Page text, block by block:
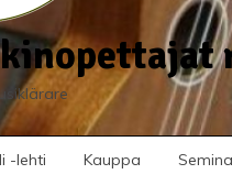
-lehti Kauppa